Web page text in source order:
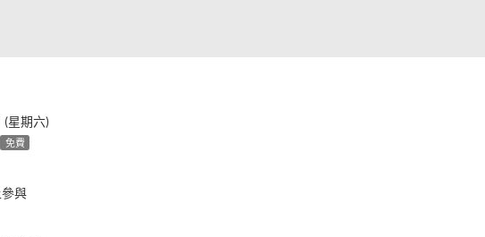
(星期六)
免費
與